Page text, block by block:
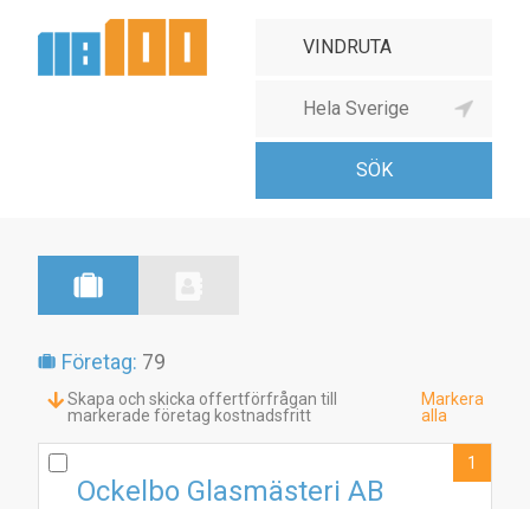
Företag: 79
Skapa och skicka offertförfrågan till
markerade företag kostnadsfritt
Markera
alla
Ockelbo Glasmästeri AB
1